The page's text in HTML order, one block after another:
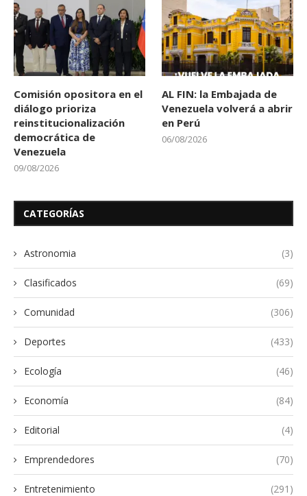
Comisión opositora en el
diálogo prioriza
reinstitucionalización
democrática de
Venezuela
09/08/2026
AL FIN: la Embajada de
Venezuela volverá a abrir
en Perú
06/08/2026
CATEGORÍAS
Astronomia (3)
Clasificados (69)
Comunidad (306)
Deportes (433)
Ecología (46)
Economía (84)
Editorial (4)
Emprendedores (70)
Entretenimiento (291)